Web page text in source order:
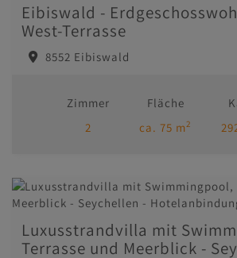
Eibiswald -
West-Terrasse
8552 Eibiswald
Zimmer
2
Fläche
ca. 75 m2
Luxusstrandvilla mit
Terrasse und Meerblick -